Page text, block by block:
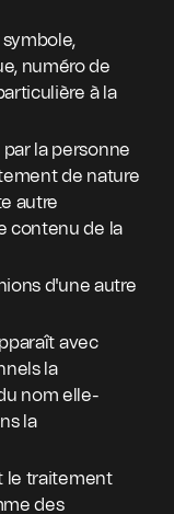
numéro de
à la
la personne
de nature
autre
contenu de la
d'une autre
avec
la
nom elle-
la
le traitement
des